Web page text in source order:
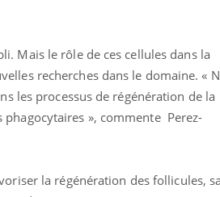
Mais le rôle de ces cellules dans la
recherches dans le domaine. «
les processus de régénération de la
», commente Perez-
la régénération des follicules,